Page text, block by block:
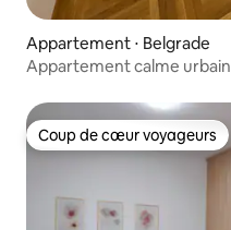
Appartement ⋅ Belgrade
Appartement calme urbain
Coup de cœur voyageurs
Coup de cœur voyageurs